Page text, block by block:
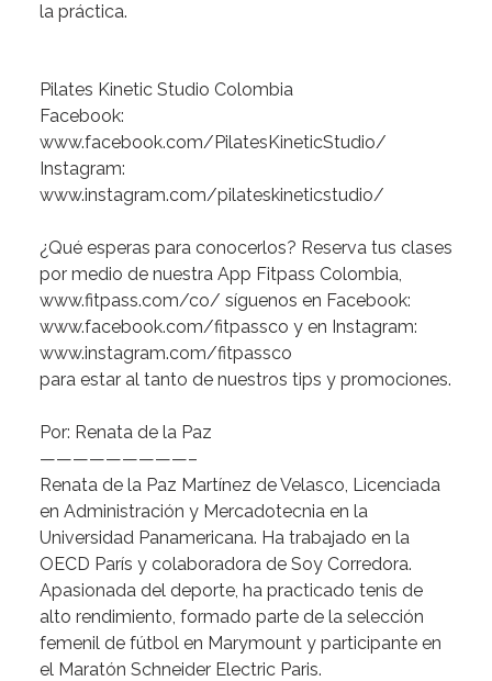
la práctica.
Pilates Kinetic Studio Colombia
Facebook:
www.facebook.com/PilatesKineticStudio/
Instagram:
www.instagram.com/pilateskineticstudio/
¿Qué esperas para conocerlos? Reserva tus clases
por medio de nuestra App Fitpass Colombia,
www.fitpass.com/co/ síguenos en Facebook:
www.facebook.com/fitpassco y en Instagram:
www.instagram.com/fitpassco
para estar al tanto de nuestros tips y promociones.
Por: Renata de la Paz
—————————–
Renata de la Paz Martínez deVelasco, Licenciada
en Administración y Mercadotecnia en la
Universidad Panamericana. Ha trabajado en la
OECD París y colaboradora de Soy Corredora.
Apasionada del deporte, ha practicado tenis de
alto rendimiento, formado parte de la selección
femenil de fútbol en Marymount y participante en
el Maratón Schneider Electric Paris.